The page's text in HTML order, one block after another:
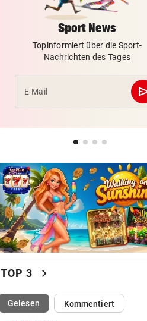
LIVE ab 18 Uhr: Rapid muss
auswärts bei Paide ran
CONFERENCE LEAGUE
LIVE ab 19.30 Uhr: Beitar
Jerusalem gegen Austria!
gegen FC Pafos!
Charakterprobe! „Das
die Mannschaft“
Sport News
Topinformiert über die Sport-
Nachrichten des Tages
E-Mail
TOP 3 chevron_right
Gelesen(ausgewählt)Kommentiert